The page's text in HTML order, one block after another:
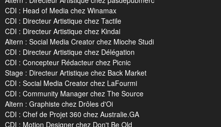
CDI : Head of Media chez Winamax
CDI : Directeur Artistique chez Tactile
CDI : Directeur Artistique chez Kindai
Altern : Social Media Creator chez Mioche Studi
CDI : Directeur Artistique chez Délégation
CDI : Concepteur Rédacteur chez Picnic
Stage : Directeur Artistique chez Back Market
CDI : Social Media Creator chez LaFourmi
CDI : Community Manager chez The Source
Altern : Graphiste chez Drôles d'Oi
CDI : Chef de Projet 360 chez Australie.GA
CDI : Motion Designer chez Don't Be Old